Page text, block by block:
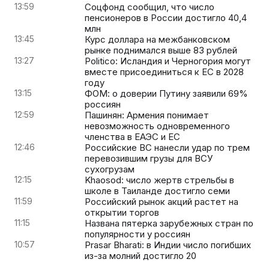
13:59
Соцфонд сообщил, что число
пенсионеров в России достигло 40,4
млн
13:45
Курс доллара на межбанковском
рынке поднимался выше 83 рублей
13:27
Politico: Исландия и Черногория могут
вместе присоединиться к ЕС в 2028
году
13:15
ФОМ: о доверии Путину заявили 69%
россиян
12:59
Пашинян: Армения понимает
невозможность одновременного
членства в ЕАЭС и ЕС
12:46
Российские ВС нанесли удар по трем
перевозившим грузы для ВСУ
сухогрузам
12:15
Khaosod: число жертв стрельбы в
школе в Таиланде достигло семи
11:59
Российский рынок акций растет на
открытии торгов
11:15
Названа пятерка зарубежных стран по
популярности у россиян
10:57
Prasar Bharati: в Индии число погибших
из-за молний достигло 20